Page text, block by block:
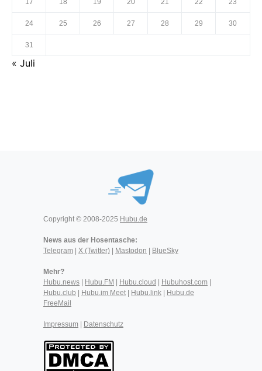
17 18 19 20 21 22 23
24 25 26 27 28 29 30
31
« Juli
Copyright © 2008-2025 Hubu.de
News aus der Hosentasche:
Telegram
X (Twitter) Mastodon BlueSky
Mehr?
Hubu.news
Hubu.FM Hubu.cloud Hubuhost.com
Hubu.club
Hubu.im Meet| Hubu.link
Hubu.de
FreeMail
Impressum Datenschutz